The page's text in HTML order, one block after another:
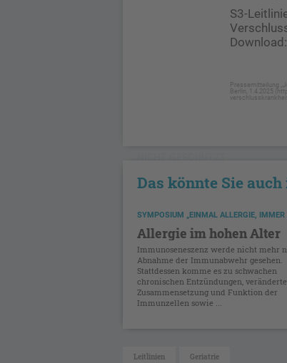
S3-
Pressemitteilung
Berlin, 1.4.2025
Das könnte Sie
SYMPOSIUM „EINMAL ALLERGIE, IMMER
Allergie im hohen Alter
Immunoseneszenz werde nicht mehr
Abnahme der Immunabwehr gesehen.
Stattdessen komme es zu schwachen
chronischen Entzündungen,
Zusammensetzung und Funktion der
Immunzellen sowie ...
Leitlinien Geriatrie